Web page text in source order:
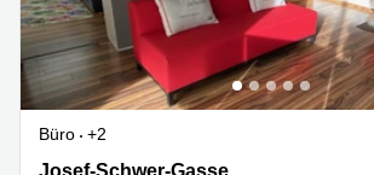
Büro
+2
Josef-Schwer-Gasse 9, Salzburg
Josef-Schwer-Gasse